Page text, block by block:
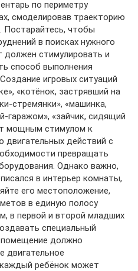
по периметру
смоделировав траекторию
Постарайтесь, чтобы
в поисках нужного
стимулировать и
способ выполнения
игровых ситуаций
«котёнок, застрявший на
стремянки», «машинка,
гаражом», «зайчик, сидящий
мощным стимулом к
действий с
превращать
Однако важно,
в интерьер комнаты,
его местоположение,
в единую полосу
в первой и второй младших
специальный
помещение должно
двигательное
ребёнок может